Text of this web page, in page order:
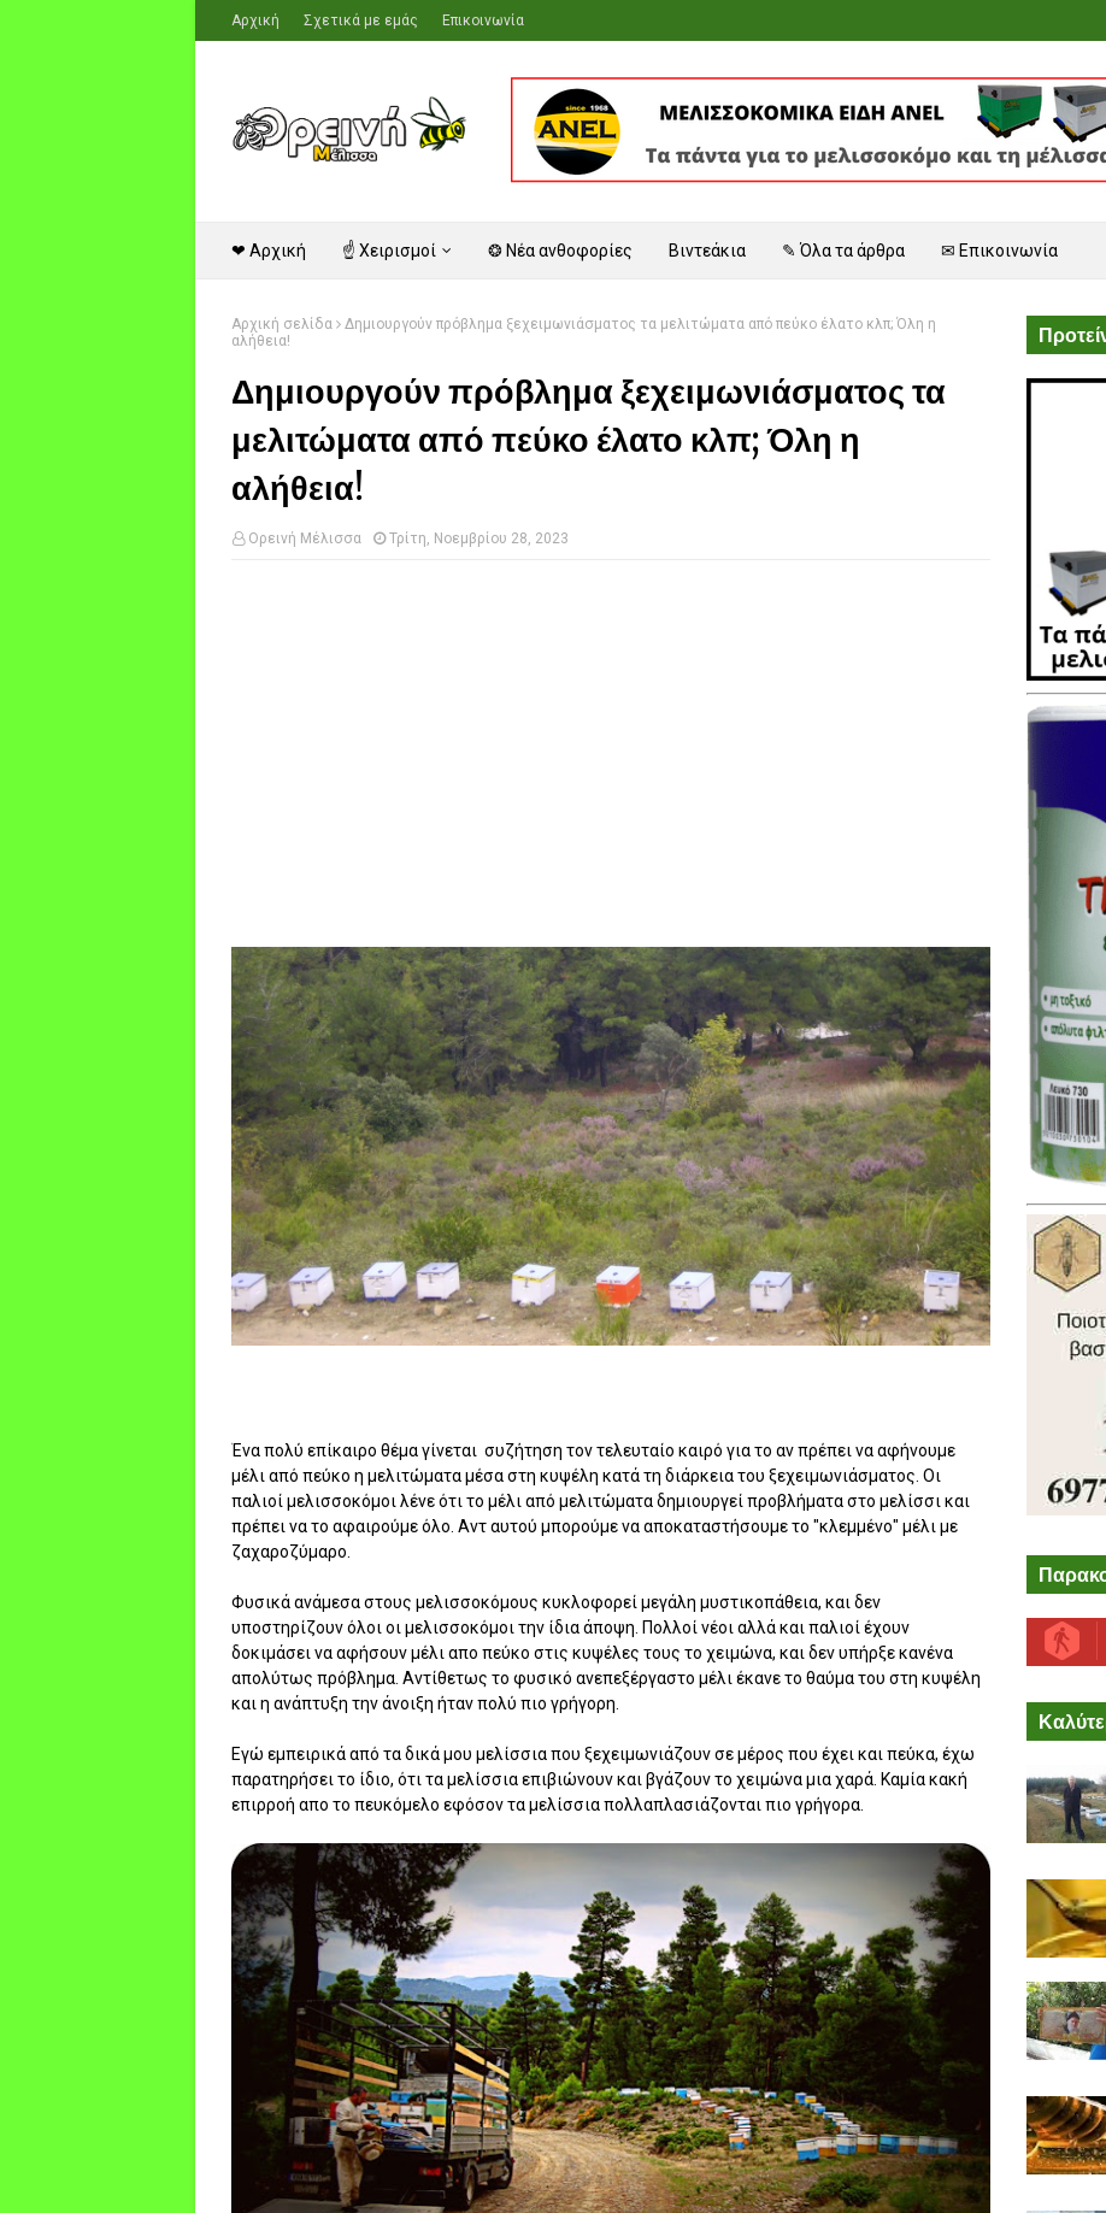
Αρχική Σχετικά με εμάς Επικοινωνία
❤ Αρχική ☝ Χειρισμοί ❂ Νέα ανθοφορίες Βιντεάκια ✎ Όλα τα άρθρα ✉ Επικοινωνία
Αρχική σελίδα
Δημιουργούν πρόβλημα ξεχειμωνιάσματος τα μελιτώματα από πεύκο έλατο κλπ; Όλη η
αλήθεια!
Δημιουργούν πρόβλημα ξεχειμωνιάσματος τα
μελιτώματα από πεύκο έλατο κλπ; Όλη η
αλήθεια!
Ορεινή Μέλισσα Τρίτη, Νοεμβρίου 28, 2023
Ένα πολύ επίκαιρο θέμα γίνεται συζήτηση τον τελευταίο καιρό για το αν πρέπει να αφήνουμε
μέλι από πεύκο η μελιτώματα μέσα στη κυψέλη κατά τη διάρκεια του ξεχειμωνιάσματος. Οι
παλιοί μελισσοκόμοι λένε ότι το μέλι από μελιτώματα δημιουργεί προβλήματα στο μελίσσι και
πρέπει να το αφαιρούμε όλο. Αντ αυτού μπορούμε να αποκαταστήσουμε το "κλεμμένο" μέλι με
ζαχαροζύμαρο.
Φυσικά ανάμεσα στους μελισσοκόμους κυκλοφορεί μεγάλη μυστικοπάθεια, και δεν
υποστηρίζουν όλοι οι μελισσοκόμοι την ίδια άποψη. Πολλοί νέοι αλλά και παλιοί έχουν
δοκιμάσει να αφήσουν μέλι απο πεύκο στις κυψέλες τους το χειμώνα, και δεν υπήρξε κανένα
απολύτως πρόβλημα. Αντίθετως το φυσικό ανεπεξέργαστο μέλι έκανε το θαύμα του στη κυψέλη
και η ανάπτυξη την άνοιξη ήταν πολύ πιο γρήγορη.
Εγώ εμπειρικά από τα δικά μου μελίσσια που ξεχειμωνιάζουν σε μέρος που έχει και πεύκα, έχω
παρατηρήσει το ίδιο, ότι τα μελίσσια επιβιώνουν και βγάζουν το χειμώνα μια χαρά. Καμία κακή
επιρροή απο το πευκόμελο εφόσον τα μελίσσια πολλαπλασιάζονται πιο γρήγορα.